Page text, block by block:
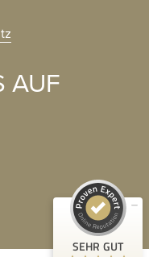
AUF
SEHR GUT
und Erfahrungen zu
Schlaftraum e.U.
185
Bewertungen auf
ProvenExpert.com